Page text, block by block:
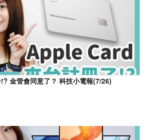
金管會同意了？ 科技小電報(7/26)